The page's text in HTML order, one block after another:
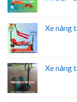
Xe nâng
Xe nâng